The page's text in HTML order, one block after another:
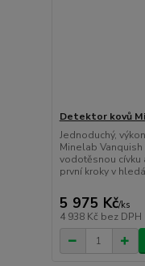
Detektor kovů
Jednoduchý,
Minelab
vodotěsnou cívku
první kroky v
5 975 Kč/ks
4 938 Kč bez DPH